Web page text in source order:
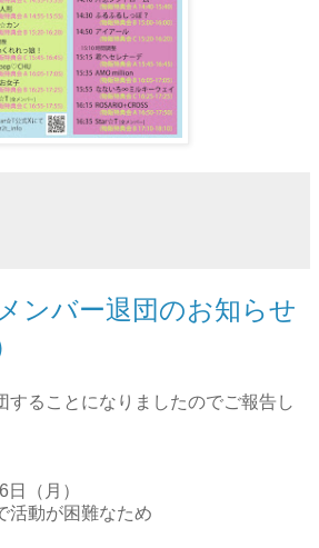
ンバー退団のお知らせ
することになりましたのでご報告し
（月）
活動が困難なため